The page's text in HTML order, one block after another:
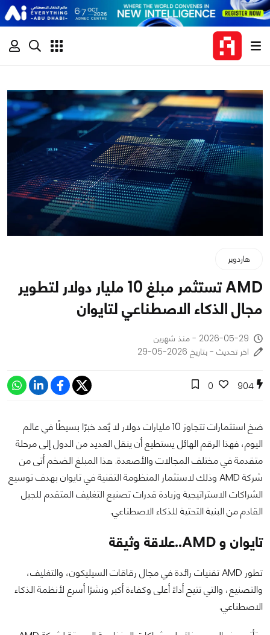
هاردوير
AMD تستثمر مبلغ 10 مليار دولار لتطوير
مجال الذكاء الاصطناعي لتايوان
2026-05-29 - منذ شهرين
اخر تحديث - بتاريخ 2026-05-29
904
0
ضخ استثمارات تتجاوز 10 مليارات دولار لا يٌعد خبرًا بسيطًا في عالم
اليوم، فهذا الرقم الهائل يستطيع أن ينقل العديد من الدول إلى مرحلة
متقدمة في مختلف المجالات والأصعدة. هذا المبلغ الضخم أتى من
شركة AMD وذلك لاستثمار المنظومة التقنية في تايوان بهدف توسيع
الشراكات الاستراتيجية وزيادة قدرات تصنيع التغليف المتقدم للجيل
القادم من البنية التحتية للذكاء الاصطناعي.
تايوان و AMD..علاقة وثيقة
تطور AMD تقنيات رائدة في مجال رقاقات السيليكون، والتغليف،
والتصنيع، والتي تتيح أداءً أعلى وكفاءة أكبر ونشرًا أسرع لأنظمة الذكاء
الاصطناعي.